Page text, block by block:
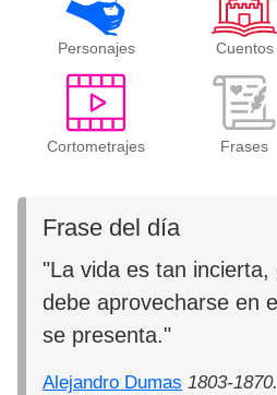
Personajes Cuentos
Cortometrajes Frases
Frase del día
"La vida es tan incierta,
debe aprovecharse en
se presenta."
Alejandro Dumas 1803-